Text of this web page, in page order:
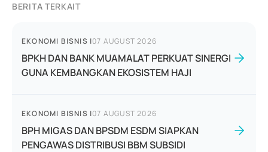
BERITA TERKAIT
EKONOMI BISNIS |07 AUGUST 2026
BPKH DAN BANK MUAMALAT PERKUAT SINERGI
GUNA KEMBANGKAN EKOSISTEM HAJI
EKONOMI BISNIS |07 AUGUST 2026
BPH MIGAS DAN BPSDM ESDM SIAPKAN
PENGAWAS DISTRIBUSI BBM SUBSIDI